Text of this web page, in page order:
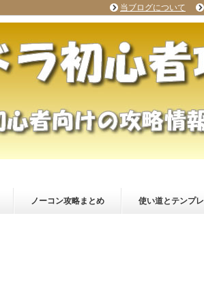
ノーコン攻略まとめ 使い道とテンプレ
当ブログについて